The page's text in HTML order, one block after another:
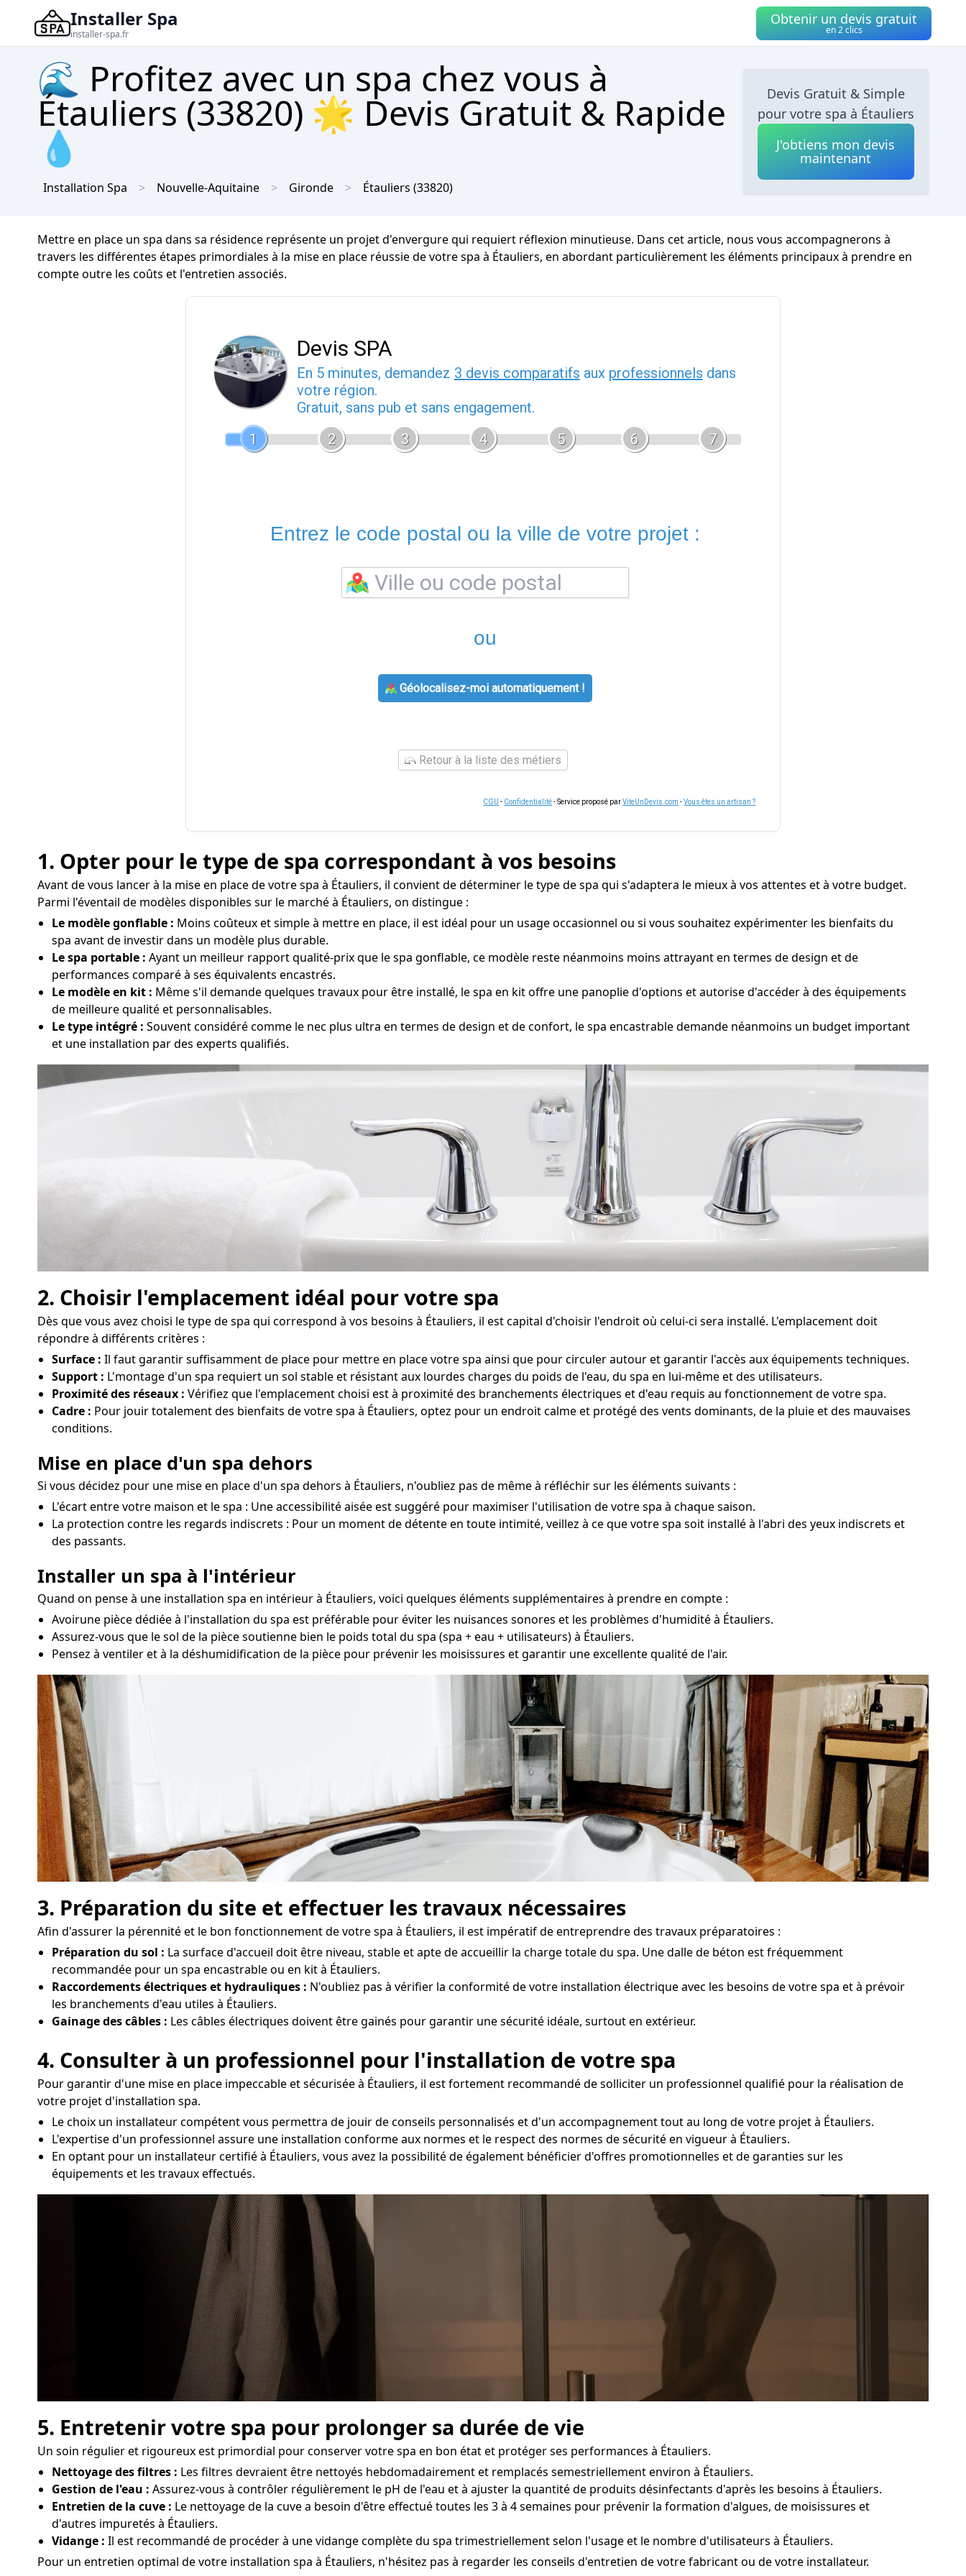
Installer Spa
installer-spa.fr
Obtenir un devis gratuit
en 2 clics
🌊 Profitez avec un spa chez vous à
Étauliers (33820) 🌟 Devis Gratuit & Rapide
💧
Installation Spa Nouvelle-Aquitaine Gironde Étauliers (33820)
Devis Gratuit & Simple
pour votre spa à Étauliers
J'obtiens mon devis
maintenant
Mettre en place un spa dans sa résidence représente un projet d'envergure qui requiert réflexion minutieuse. Dans cet article, nous vous accompagnerons à
travers les différentes étapes primordiales à la mise en place réussie de votre spa à Étauliers, en abordant particulièrement les éléments principaux à prendre en
compte outre les coûts et l'entretien associés.
Devis SPA
En 5 minutes, demandez 3 devis comparatifs aux professionnels dans
votre région.
Gratuit, sans pub et sans engagement.
1
2 3 4 5 6 7
Entrez le code postal ou la ville de votre projet :
ou
Géolocalisez-moi automatiquement !
Retour à la liste des métiers
CGU - Confidentialité- Service proposé parViteUnDevis.com -Vous êtes un artisan ?
1. Opter pour le type de spa correspondant à vos besoins
Avant de vous lancer à la mise en place de votre spa à Étauliers, il convient de déterminer le type de spa qui s'adaptera le mieux à vos attentes et à votre budget.
Parmi l'éventail de modèles disponibles sur le marché à Étauliers, on distingue :
Le modèle gonflable : Moins coûteux et simple à mettre en place, il est idéal pour un usage occasionnel ou si vous souhaitez expérimenter les bienfaits du
spa avant de investir dans un modèle plus durable.
Le spa portable : Ayant un meilleur rapport qualité-prix que le spa gonflable, ce modèle reste néanmoins moins attrayant en termes de design et de
performances comparé à ses équivalents encastrés.
Le modèle en kit : Même s'il demande quelques travaux pour être installé, le spa en kit offre une panoplie d'options et autorise d'accéder à des équipements
de meilleure qualité et personnalisables.
Le type intégré : Souvent considéré comme le nec plus ultra en termes de design et de confort, le spa encastrable demande néanmoins un budget important
et une installation par des experts qualifiés.
2. Choisir l'emplacement idéal pour votre spa
Dès que vous avez choisi le type de spa qui correspond à vos besoins à Étauliers, il est capital d'choisir l'endroit où celui-ci sera installé. L'emplacement doit
répondre à différents critères :
Surface : Il faut garantir suffisamment de place pour mettre en place votre spa ainsi que pour circuler autour et garantir l'accès aux équipements techniques.
Support : L'montage d'un spa requiert un sol stable et résistant aux lourdes charges du poids de l'eau, du spa en lui-même et des utilisateurs.
Proximité des réseaux : Vérifiez que l'emplacement choisi est à proximité des branchements électriques et d'eau requis au fonctionnement de votre spa.
Cadre : Pour jouir totalement des bienfaits de votre spa à Étauliers, optez pour un endroit calme et protégé des vents dominants, de la pluie et des mauvaises
conditions.
Mise en place d'un spa dehors
Si vous décidez pour une mise en place d'un spa dehors à Étauliers, n'oubliez pas de même à réfléchir sur les éléments suivants :
L'écart entre votre maison et le spa : Une accessibilité aisée est suggéré pour maximiser l'utilisation de votre spa à chaque saison.
La protection contre les regards indiscrets : Pour un moment de détente en toute intimité, veillez à ce que votre spa soit installé à l'abri des yeux indiscrets et
des passants.
Installer un spa à l'intérieur
Quand on pense à une installation spa en intérieur à Étauliers, voici quelques éléments supplémentaires à prendre en compte :
Avoirune pièce dédiée à l'installation du spa est préférable pour éviter les nuisances sonores et les problèmes d'humidité à Étauliers.
Assurez-vous que le sol de la pièce soutienne bien le poids total du spa (spa + eau + utilisateurs) à Étauliers.
Pensez à ventiler et à la déshumidification de la pièce pour prévenir les moisissures et garantir une excellente qualité de l'air.
3. Préparation du site et effectuer les travaux nécessaires
Afin d'assurer la pérennité et le bon fonctionnement de votre spa à Étauliers, il est impératif de entreprendre des travaux préparatoires :
Préparation du sol : La surface d'accueil doit être niveau, stable et apte de accueillir la charge totale du spa. Une dalle de béton est fréquemment
recommandée pour un spa encastrable ou en kit à Étauliers.
Raccordements électriques et hydrauliques : N'oubliez pas à vérifier la conformité de votre installation électrique avec les besoins de votre spa et à prévoir
les branchements d'eau utiles à Étauliers.
Gainage des câbles : Les câbles électriques doivent être gainés pour garantir une sécurité idéale, surtout en extérieur.
4. Consulter à un professionnel pour l'installation de votre spa
Pour garantir d'une mise en place impeccable et sécurisée à Étauliers, il est fortement recommandé de solliciter un professionnel qualifié pour la réalisation de
votre projet d'installation spa.
Le choix un installateur compétent vous permettra de jouir de conseils personnalisés et d'un accompagnement tout au long de votre projet à Étauliers.
L'expertise d'un professionnel assure une installation conforme aux normes et le respect des normes de sécurité en vigueur à Étauliers.
En optant pour un installateur certifié à Étauliers, vous avez la possibilité de également bénéficier d'offres promotionnelles et de garanties sur les
équipements et les travaux effectués.
5. Entretenir votre spa pour prolonger sa durée de vie
Un soin régulier et rigoureux est primordial pour conserver votre spa en bon état et protéger ses performances à Étauliers.
Nettoyage des filtres : Les filtres devraient être nettoyés hebdomadairement et remplacés semestriellement environ à Étauliers.
Gestion de l'eau : Assurez-vous à contrôler régulièrement le pH de l'eau et à ajuster la quantité de produits désinfectants d'après les besoins à Étauliers.
Entretien de la cuve : Le nettoyage de la cuve a besoin d'être effectué toutes les 3 à 4 semaines pour prévenir la formation d'algues, de moisissures et
d'autres impuretés à Étauliers.
Vidange : Il est recommandé de procéder à une vidange complète du spa trimestriellement selon l'usage et le nombre d'utilisateurs à Étauliers.
Pour un entretien optimal de votre installation spa à Étauliers, n'hésitez pas à regarder les conseils d'entretien de votre fabricant ou de votre installateur.